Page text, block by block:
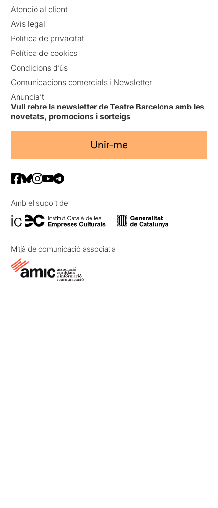
Atenció al client
Avís legal
Política de privacitat
Política de cookies
Condicions d’ús
Comunicacions comercials i Newsletter
Anuncia’t
Vull rebre la newsletter de Teatre Barcelona amb les
novetats, promocions i sorteigs
Unir-me
Amb el suport de
Mitjà de comunicació associat a